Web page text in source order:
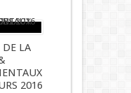
LA
2016